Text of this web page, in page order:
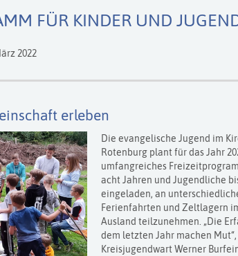
FÜR KINDER UND
2022
erleben
Die evangelische Jugend im
Rotenburg plant für das Jahr
umfangreiches
acht Jahren und Jugendliche
eingeladen, an
Ferienfahrten und Zeltlagern
Ausland teilzunehmen. „Die
dem letzten Jahr machen Mut“,
Kreisjugendwart Werner